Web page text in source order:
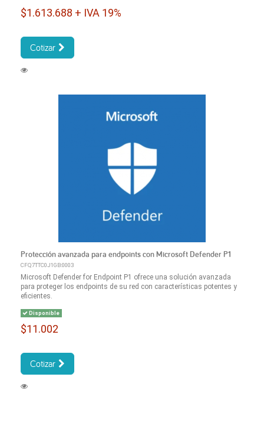
$1.613.688 + IVA 19%
Cotizar
Protección avanzada para endpoints con Microsoft Defender P1
CFQ7TTC0J1GB:0003
Microsoft Defender for Endpoint P1 ofrece una solución avanzada
para proteger los endpoints de su red con características potentes y
eficientes.
Disponible
$11.002
Cotizar